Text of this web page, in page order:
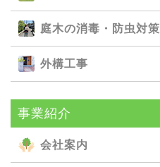
庭⽊の消毒・防⾍対策
外構⼯事
事業紹介
会社案内